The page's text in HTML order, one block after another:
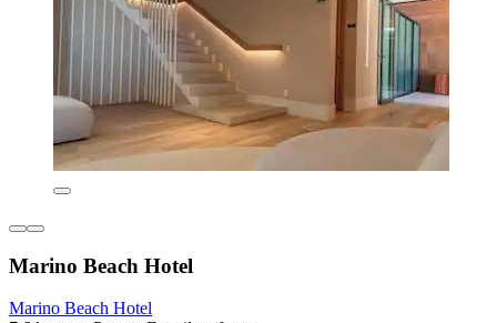
Marino Beach Hotel
Marino Beach Hotel